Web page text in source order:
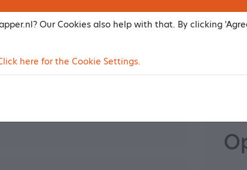
Ambiance & atmosphere
Result treatment 10 Make
Our Cookies also help with that. By clicking
here for the Cookie Settings.